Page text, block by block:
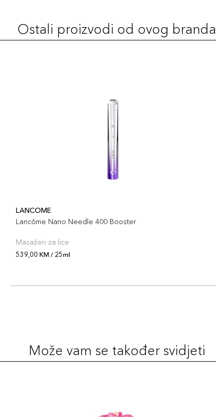
Ostali proizvodi od ovog branda
LANCOME
Lancôme Nano Needle 400 Booster
Masažeri za lice
539,00 KM / 25ml
Može vam se također svidjeti